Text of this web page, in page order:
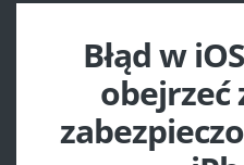
Błąd w
obejrzeć